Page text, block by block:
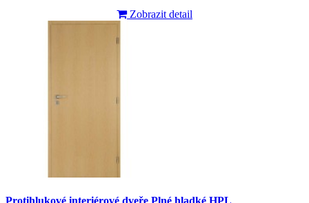
Zobrazit detail